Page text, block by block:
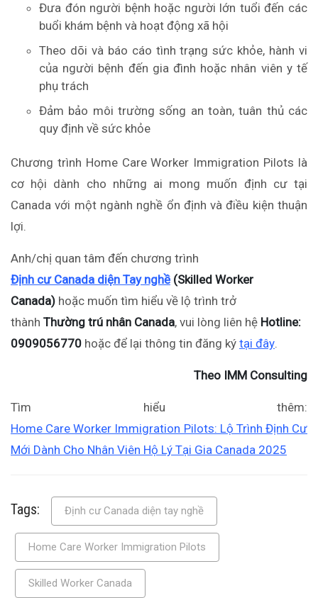
Đưa đón người bệnh hoặc người lớn tuổi đến các
buổi khám bệnh và hoạt động xã hội
Theo dõi và báo cáo tình trạng sức khỏe, hành vi
của người bệnh đến gia đình hoặc nhân viên y tế
phụ trách
Đảm bảo môi trường sống an toàn, tuân thủ các
quy định về sức khỏe
Chương trình Home Care Worker Immigration Pilots là
cơ hội dành cho những ai mong muốn định cư tại
Canada với một ngành nghề ổn định và điều kiện thuận
lợi.
Anh/chị quan tâm đến chương trình
Định cư Canada diện Tay nghề (Skilled Worker
Canada) hoặc muốn tìm hiểu về lộ trình trở
thành Thường trú nhân Canada, vui lòng liên hệ Hotline:
0909056770 hoặc để lại thông tin đăng ký tại đây.
Theo IMM Consulting
Tìm hiểu thêm:
Home Care Worker Immigration Pilots: Lộ Trình Định Cư
Mới Dành Cho Nhân Viên Hộ Lý Tại Gia Canada 2025
Tags: Định cư Canada diện tay nghề
Home Care Worker Immigration Pilots
Skilled Worker Canada